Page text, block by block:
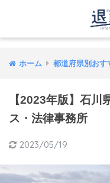
ホーム 都道府県別おす
【2023年版】石川
ス・法律事務所
2023/05/19